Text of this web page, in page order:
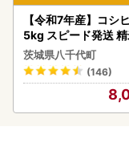
【令和7年産】コシ
5kg スピード発送
g x 1袋 白米 茨城県
町
茨城県八千代町
(146)